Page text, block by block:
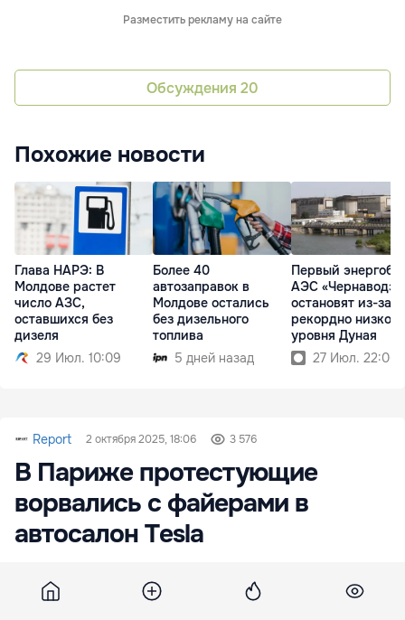
Разместить рекламу на сайте
Обсуждения 20
Похожие новости
Глава НАРЭ: В
Молдове растет
число АЗС,
оставшихся без
дизеля
29 Июл. 10:09
Более 40
автозаправок в
Молдове остались
без дизельного
топлива
5 дней назад
Первый
АЭС «Чернаводэ»
остановят из-за
рекордно низкого
уровня Дуная
27 Июл. 22:06
Report 2 октября 2025, 18:06 3 576
В Париже протестующие
ворвались с файерами в
автосалон Tesla
предложенных властями мер жесткой